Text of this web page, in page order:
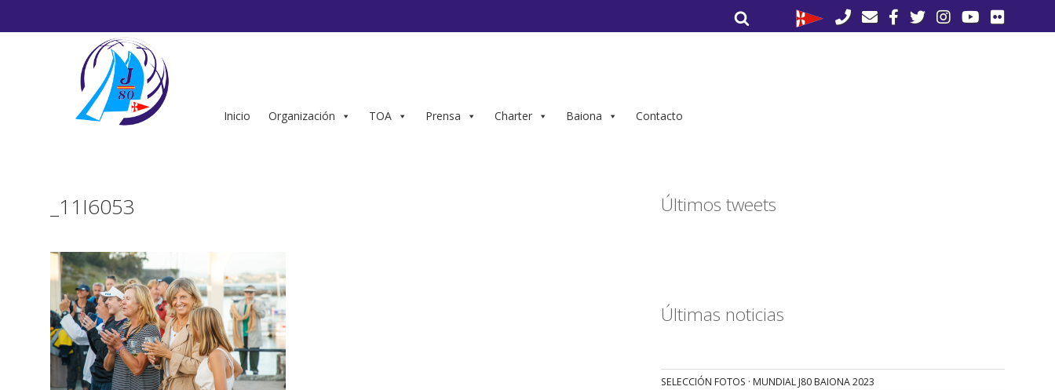
por:
Inicio Organización TOA Prensa Charter Baiona Contacto
_11I6053 Últimos tweets
Últimas noticias
SELECCIÓN FOTOS · MUNDIAL J80 BAIONA 2023